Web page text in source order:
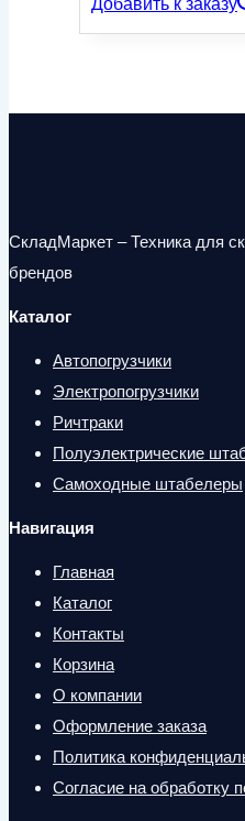
Добавить к заказу
СкладМаркет – Техника для
брендов
Каталог
Автопогрузчики
Электропогрузчики
Ричтраки
Полуэлектрические
Самоходные штабелеры
Навигация
Главная
Каталог
Контакты
Корзина
О компании
Оформление заказа
Политика
Согласие на обработку